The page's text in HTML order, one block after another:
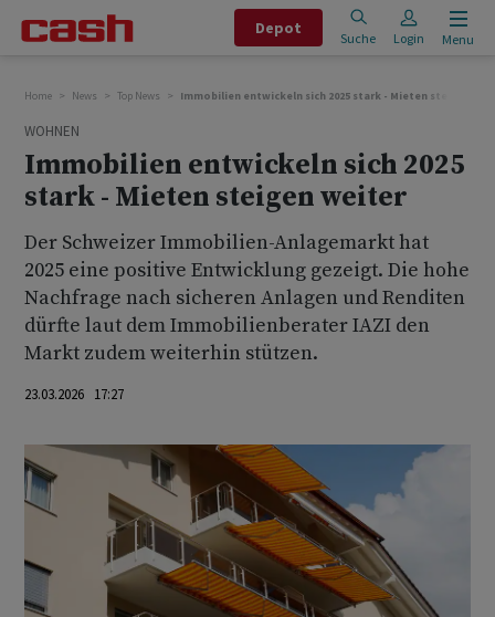
Depot
Suche Login Menu
Home News Top News Immobilien entwickeln sich 2025 stark - Mieten steigen
WOHNEN
Immobilien entwickeln sich 2025
stark - Mieten steigen weiter
Der Schweizer Immobilien-Anlagemarkt hat
2025 eine positive Entwicklung gezeigt. Die hohe
Nachfrage nach sicheren Anlagen und Renditen
dürfte laut dem Immobilienberater IAZI den
Markt zudem weiterhin stützen.
23.03.2026 17:27